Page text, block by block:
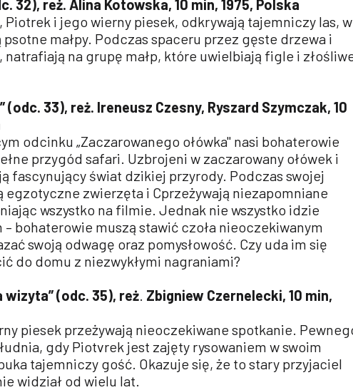
32), reż. Alina Kotowska, 10 min, 1975, Polska
Piotrek i jego wierny piesek, odkrywają tajemniczy las, w
małpy. Podczas spaceru przez gęste drzewa i
na grupę małp, które uwielbiają figle i
(odc. 33), reż. Ireneusz Czesny, Ryszard Szymczak, 10
odcinku „Zaczarowanego ołówka" nasi bohaterowie
przygód safari. Uzbrojeni w zaczarowany ołówek i
fascynujący świat dzikiej przyrody. Podczas swojej
egzotyczne zwierzęta i Cprzeżywają niezapomniane
wszystko na filmie. Jednak nie wszystko idzie
bohaterowie muszą stawić czoła nieoczekiwanym
swoją odwagę oraz pomysłowość. Czy uda im się
do domu z niezwykłymi nagraniami?
wizyta” (odc. 35), reż Zbigniew Czernelecki, 10 min,
piesek przeżywają nieoczekiwane spotkanie.
gdy Piotvrek jest zajęty rysowaniem w swoim
tajemniczy gość. Okazuje się, że to stary przyjaciel
widział od wielu lat.